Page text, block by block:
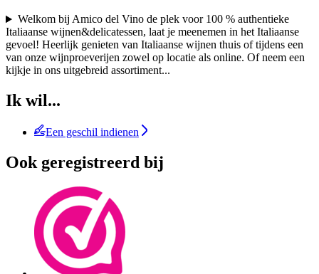
Welkom bij Amico del Vino de plek voor 100 % authentieke
Italiaanse wijnen&delicatessen, laat je meenemen in het Italiaanse
gevoel! Heerlijk genieten van Italiaanse wijnen thuis of tijdens een
van onze wijnproeverijen zowel op locatie als online. Of neem een
kijkje in ons uitgebreid assortiment...
Ik wil...
Een geschil indienen
Ook geregistreerd bij